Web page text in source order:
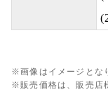
※画像はイメージとな
※販売価格は、販売店